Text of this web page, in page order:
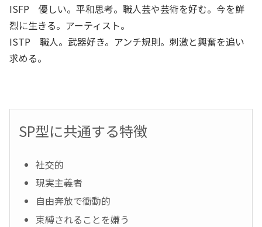
ISFP 優しい。平和思考。職人芸や芸術を好む。今を鮮
烈に生きる。アーティスト。
ISTP 職人。武器好き。アンチ規則。刺激と興奮を追い
求める。
SP型に共通する特徴
社交的
現実主義者
自由奔放で衝動的
束縛されることを嫌う